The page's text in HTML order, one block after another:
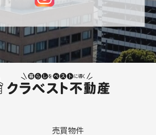
売買物件